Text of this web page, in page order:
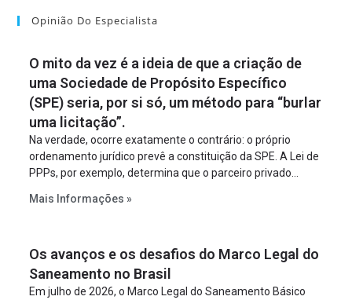
Opinião Do Especialista
O mito da vez é a ideia de que a criação de
uma Sociedade de Propósito Específico
(SPE) seria, por si só, um método para “burlar
uma licitação”.
Na verdade, ocorre exatamente o contrário: o próprio
ordenamento jurídico prevê a constituição da SPE. A Lei de
PPPs, por exemplo, determina que o parceiro privado
empreendimento. Ou seja, a suposta “fraude à licitação” é
projeto a projeto.
Mais Informações »
Os avanços e os desafios do Marco Legal do
Saneamento no Brasil
Em julho de 2026, o Marco Legal do Saneamento Básico